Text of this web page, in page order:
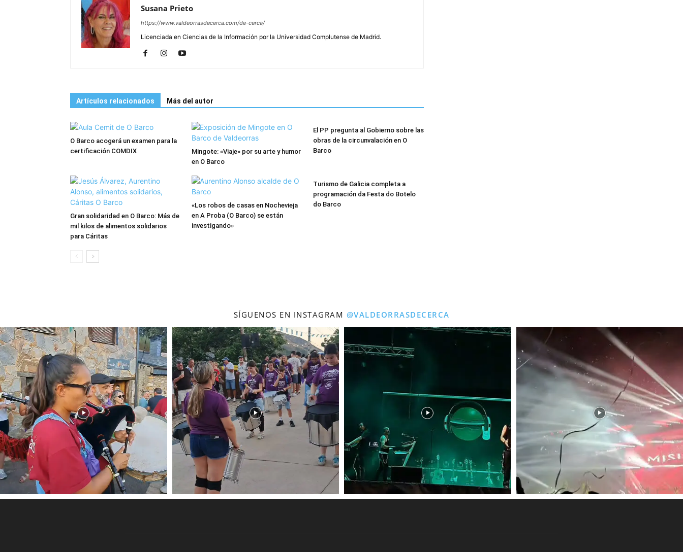
Susana Prieto
https://www.valdeorrasdecerca.com/de-cerca/
Licenciada en Ciencias de la Información por la Universidad Complutense de Madrid.
Artículos relacionados Más del autor
O Barco acogerá un examen para la
certificación COMDIX
Mingote: «Viaje» por su arte y humor
en O Barco
El PP pregunta al Gobierno sobre las
obras de la circunvalación en O
Barco
Gran solidaridad en O Barco: Más de
mil kilos de alimentos solidarios
para Cáritas
«Los robos de casas en Nochevieja
en A Proba (O Barco) se están
investigando»
Turismo de Galicia completa a
programación da Festa do Botelo
do Barco
SÍGUENOS EN INSTAGRAM @VALDEORRASDECERCA